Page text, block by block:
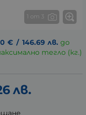
1 от 3
€ / 146.69 лв. до
тегло (кг.)
лв.